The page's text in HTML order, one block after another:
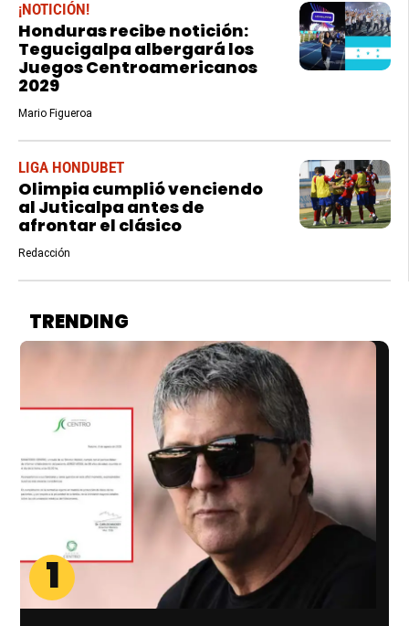
¡NOTICIÓN!
Honduras recibe notición:
Tegucigalpa albergará los
Juegos Centroamericanos
2029
Mario Figueroa
LIGA HONDUBET
Olimpia cumplió venciendo
al Juticalpa antes de
afrontar el clásico
Redacción
TRENDING
1